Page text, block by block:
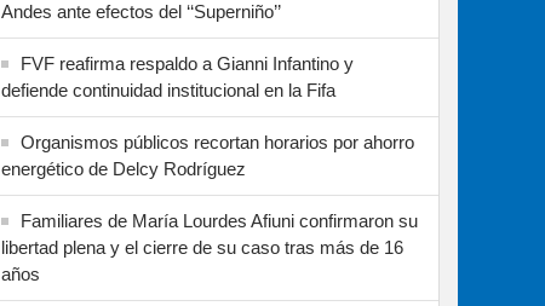
Andes ante efectos del ‘‘Superniño’’
FVF reafirma respaldo a Gianni Infantino y
defiende continuidad institucional en la Fifa
Organismos públicos recortan horarios por ahorro
energético de Delcy Rodríguez
Familiares de María Lourdes Afiuni confirmaron su
libertad plena y el cierre de su caso tras más de 16
años